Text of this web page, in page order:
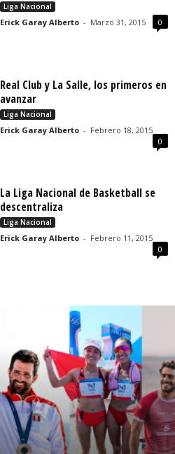
Liga Nacional
Erick Garay Alberto - Marzo 31, 2015 0
Real Club y La Salle, los primeros en
avanzar
Liga Nacional
Erick Garay Alberto - Febrero 18, 2015
0
La Liga Nacional de Basketball se
descentraliza
Liga Nacional
Erick Garay Alberto - Febrero 11, 2015
0